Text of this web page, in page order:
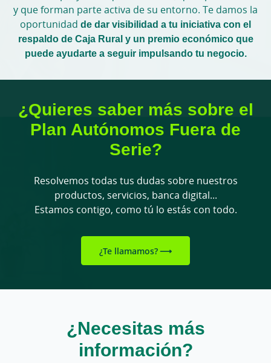
y que forman parte activa de su entorno. Te damos la
oportunidad de dar visibilidad a tu iniciativa con el
respaldo de Caja Rural y un premio económico que
puede ayudarte a seguir impulsando tu negocio.
¿Quieres saber más sobre el
Plan Autónomos Fuera de
Serie?
Resolvemos todas tus dudas sobre nuestros
productos, servicios, banca digital...
Estamos contigo, como tú lo estás con todo.
¿Te llamamos?
¿Necesitas más
información?